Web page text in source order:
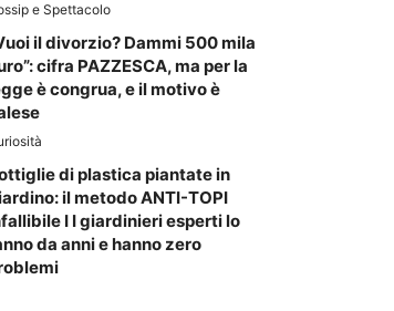
e Spettacolo
il divorzio? Dammi 500 mila
cifra PAZZESCA, ma per la
è congrua, e il motivo è
di plastica piantate in
il metodo ANTI-TOPI
I I giardinieri esperti lo
da anni e hanno zero